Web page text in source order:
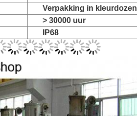
Verpakking in kleurdozen
> 30000 uur
IP68